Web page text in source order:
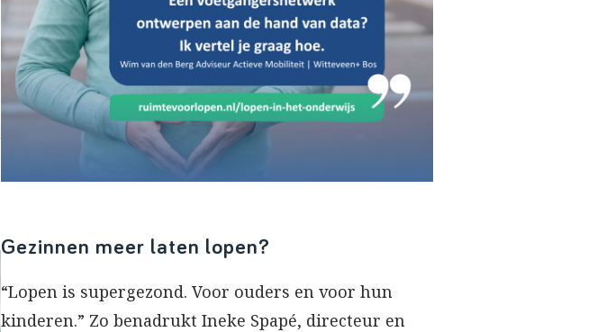
Gezinnen meer laten lopen?
“Lopen is supergezond. Voor ouders en voor hun
kinderen.” Zo benadrukt Ineke Spapé, directeur en